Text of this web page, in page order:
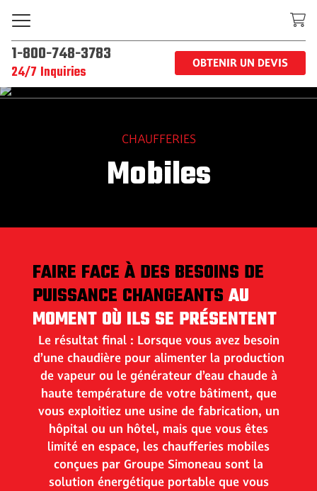
1-800-748-3783
24/7 Inquiries OBTENIR UN DEVIS
CHAUFFERIES
Mobiles
FAIRE FACE À DES BESOINS DE
PUISSANCE CHANGEANTS AU
MOMENT OÙ ILS SE PRÉSENTENT
Le résultat final : Lorsque vous avez besoin
d’une chaudière pour alimenter la production
de vapeur ou le générateur d’eau chaude à
haute température de votre bâtiment, que
vous exploitiez une usine de fabrication, un
hôpital ou un hôtel, mais que vous êtes
limité en espace, les chaufferies mobiles
conçues par Groupe Simoneau sont la
solution énergétique portable que vous